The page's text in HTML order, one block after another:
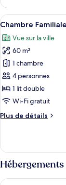
lit
double
le
type
de
Chambre
Familiale,
lit
double
Afficher
toutes
les
photos
pour
ce
type
de
chambre :
Chambre
lit
double
6
Chambre
Vue sur la ville
60 m²
1 chambre
4 personnes
1 lit double
Wi-Fi gratuit
Plus de détails
Plus
le
type
de
The Hotel